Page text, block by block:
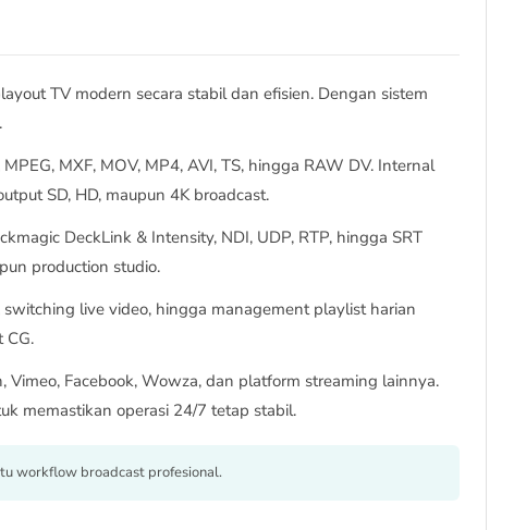
TV modern secara stabil dan efisien. Dengan sistem
MXF, MOV, MP4, AVI, TS, hingga RAW DV. Internal
SD, HD, maupun 4K broadcast.
DeckLink & Intensity, NDI, UDP, RTP, hingga SRT
production studio.
live video, hingga management playlist harian
CG.
Facebook, Wowza, dan platform streaming lainnya.
memastikan operasi 24/7 tetap stabil.
workflow broadcast profesional.